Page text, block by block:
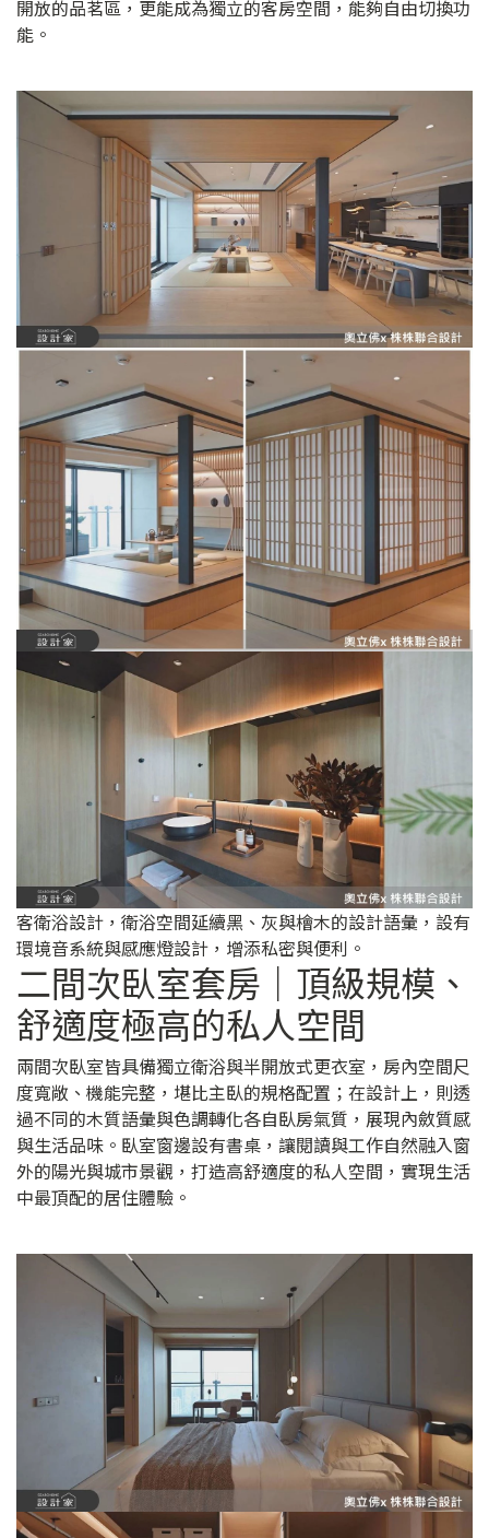
開放的品茗區，更能成為獨立的客房空間，能夠自由切換功
能。
客衛浴設計，衛浴空間延續黑、灰與檜木的設計語彙，設有
環境音系統與感應燈設計，增添私密與便利。
二間次臥室套房｜頂級規模、
舒適度極高的私人空間
兩間次臥室皆具備獨立衛浴與半開放式更衣室，房內空間尺
度寬敞、機能完整，堪比主臥的規格配置；在設計上，則透
過不同的木質語彙與色調轉化各自臥房氣質，展現內斂質感
與生活品味。臥室窗邊設有書桌，讓閱讀與工作自然融入窗
外的陽光與城市景觀，打造高舒適度的私人空間，實現生活
中最頂配的居住體驗。